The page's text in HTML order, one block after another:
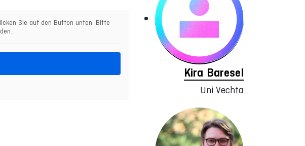
Sie auf den Button unten. Bitte
Kira Baresel
Uni Vechta